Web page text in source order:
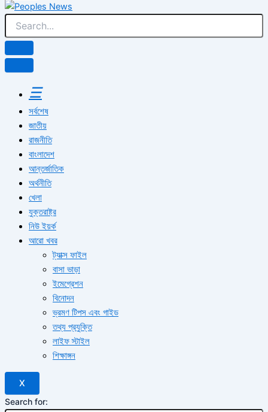
☰
সর্বশেষ
জাতীয়
রাজনীতি
বাংলাদেশ
আন্তর্জাতিক
অর্থনীতি
খেলা
যুক্তরাষ্ট্র
নিউ ইয়র্ক
আরো খবর
ট্যাক্স ফাইল
বাসা ভাড়া
ইমেগ্রেশন
বিনোদন
ভ্রমণ টিপস এবং গাইড
তথ্য প্রযুক্তি
লাইফ স্টাইল
শিক্ষাঙ্গন
X
Search for: